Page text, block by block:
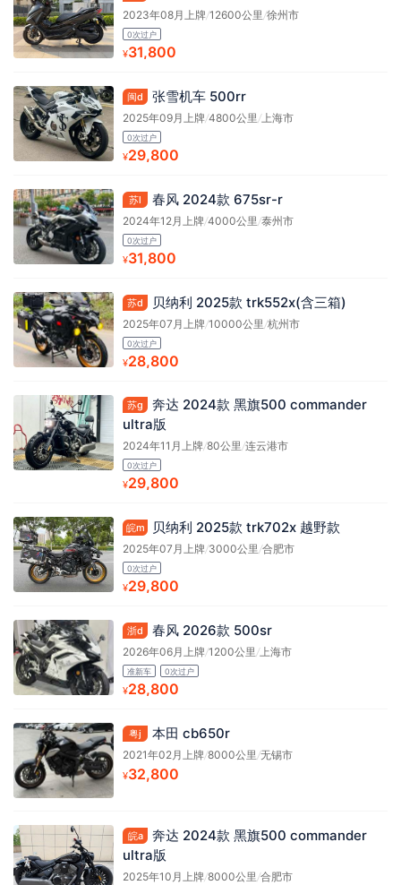
2023年08月上牌/12600公里 /徐州市
0次过户
¥31,800
闽d 张雪机车 500rr
2025年09月上牌/4800公里 /上海市
0次过户
¥29,800
苏l 春风 2024款 675sr-r
2024年12月上牌/4000公里 /泰州市
0次过户
¥31,800
苏d 贝纳利 2025款 trk552x(含三箱)
2025年07月上牌/10000公里 /杭州市
0次过户
¥28,800
苏g
奔达 2024款 黑旗500 commander
ultra版
2024年11月上牌/80公里/连云港市
0次过户
¥29,800
皖m 贝纳利 2025款 trk702x 越野款
2025年07月上牌/3000公里/合肥市
0次过户
¥29,800
浙d 春风 2026款 500sr
2026年06月上牌/1200公里/上海市
准新车 0次过户
¥28,800
粤j 本田 cb650r
2021年02月上牌/8000公里/无锡市
¥32,800
皖a
奔达 2024款 黑旗500 commander
ultra版
2025年10月上牌/8000公里/合肥市